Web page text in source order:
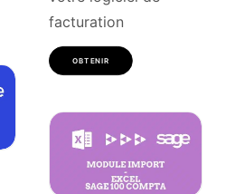
facturation
OBTENIR